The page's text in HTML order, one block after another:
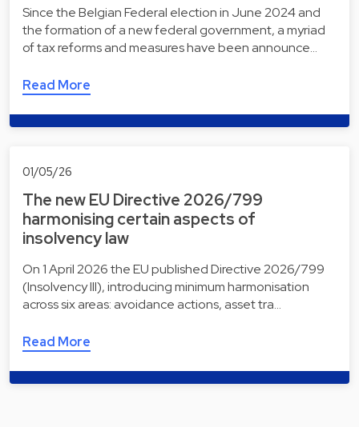
Since the Belgian Federal election in June 2024 and
the formation of a new federal government, a myriad
of tax reforms and measures have been announce…
Read More
01/05/26
The new EU Directive 2026/799
harmonising certain aspects of
insolvency law
On 1 April 2026 the EU published Directive 2026/799
(Insolvency III), introducing minimum harmonisation
across six areas: avoidance actions, asset tra…
Read More